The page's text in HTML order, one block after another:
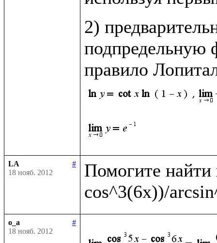
2)
подпредельную
правило
LA
#
18 нояб. 2012
Помогите
o_a
#
18 нояб. 2012